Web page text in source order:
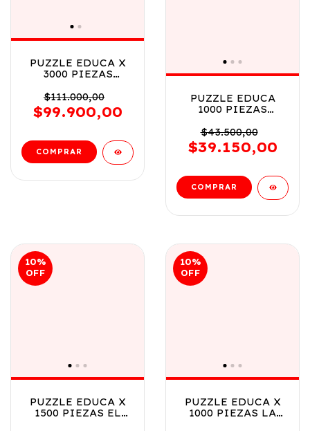
PUZZLE EDUCA X
3000 PIEZAS
PARIS COD 17675
$111.000,00
$99.900,00
PUZZLE EDUCA
1000 PIEZAS
PERRITOS COD
19931
$43.500,00
$39.150,00
10%
OFF
PUZZLE EDUCA X
1500 PIEZAS EL
10%
OFF
PUZZLE EDUCA X
1000 PIEZAS LA